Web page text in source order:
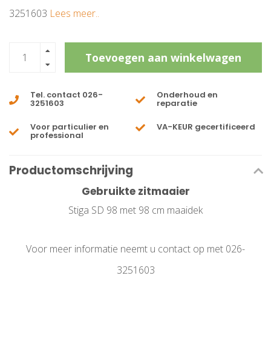
3251603 Lees meer..
Toevoegen aan winkelwagen
Tel. contact 026-
3251603
Onderhoud en
reparatie
Voor particulier en
professional
VA-KEUR gecertificeerd
Productomschrijving
Gebruikte zitmaaier
Stiga SD 98 met 98 cm maaidek
Voor meer informatie neemt u contact op met 026-
3251603